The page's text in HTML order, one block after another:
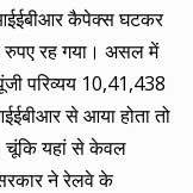
कैपेक्स घटकर
रह गया। असल में
परिव्यय 10,41,438
से आया होता तो
चूंकि यहां से केवल
ने रेलवे के